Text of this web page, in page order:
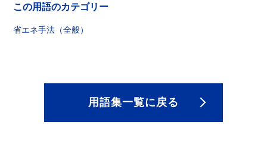
この用語のカテゴリー
省エネ手法（全般）
用語集一覧に戻る